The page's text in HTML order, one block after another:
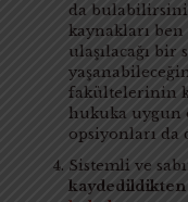
da
kaynakları ben
ulaşılacağı
fakültelerinin
hukuka uygun
opsiyonları
Sistemli ve